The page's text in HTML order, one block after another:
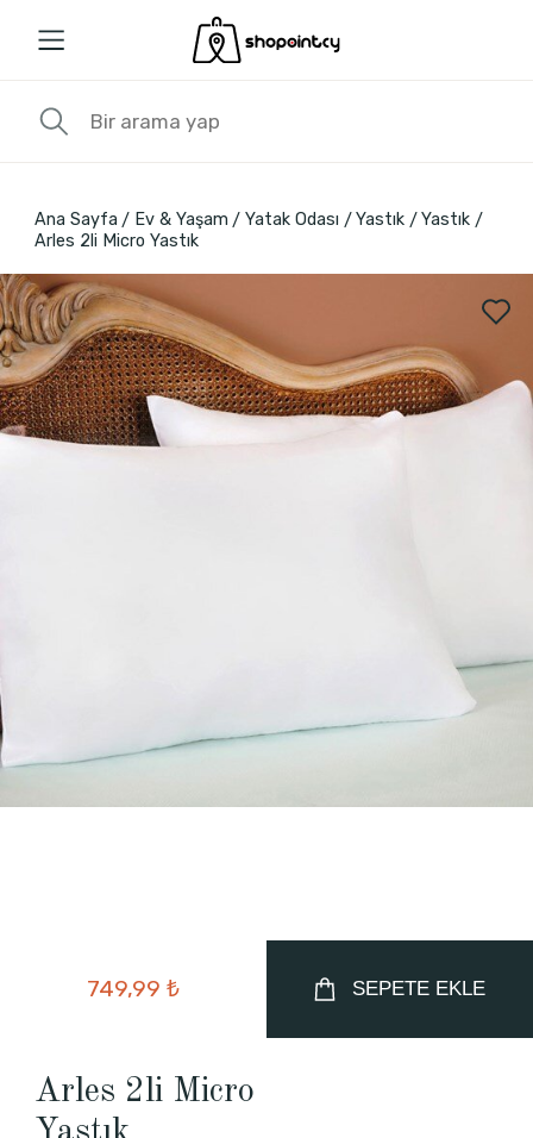
Ana Sayfa Ev & Yaşam Yatak Odası Yastık
Yastık
Arles 2li Micro Yastık
749,99 ₺ SEPETE EKLE
Arles 2li Micro